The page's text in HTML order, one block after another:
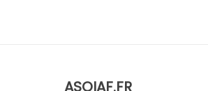
ASOIAF.FR